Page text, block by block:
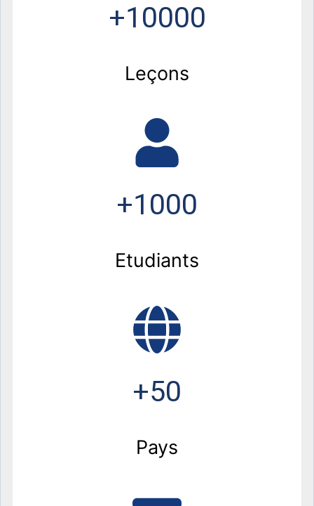
+10000
Leçons
+1000
Etudiants
+50
Pays